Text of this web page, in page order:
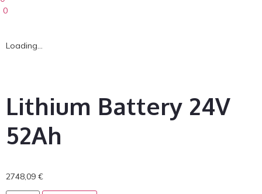
0
Loading...
Lithium Battery 24V
52Ah
2748,09 €